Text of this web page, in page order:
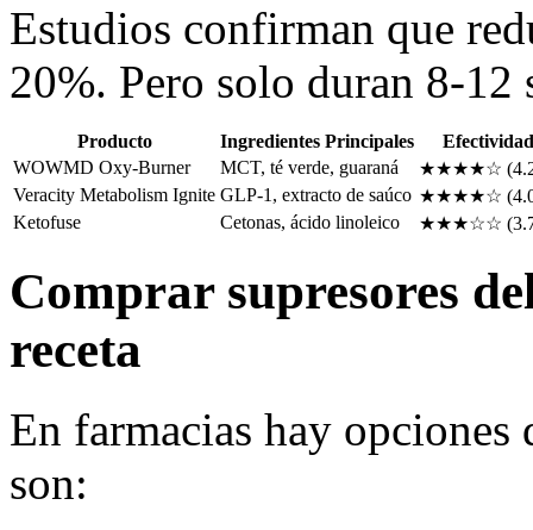
Estudios confirman que
20%. Pero solo duran 8-12
Producto Ingredientes Principales
Efectividad
WOWMD Oxy-Burner
MCT, té verde, guaraná
★★★★☆
Veracity Metabolism Ignite GLP-1, extracto de saúco ★★★★☆
Ketofuse
Cetonas, ácido linoleico ★★★☆☆
Comprar supresores
receta
En farmacias hay opciones
son: